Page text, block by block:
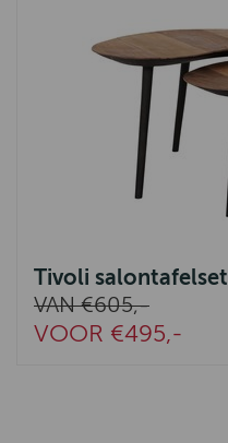
Tivoli salontafelset
VAN €605,-
VOOR €495,-